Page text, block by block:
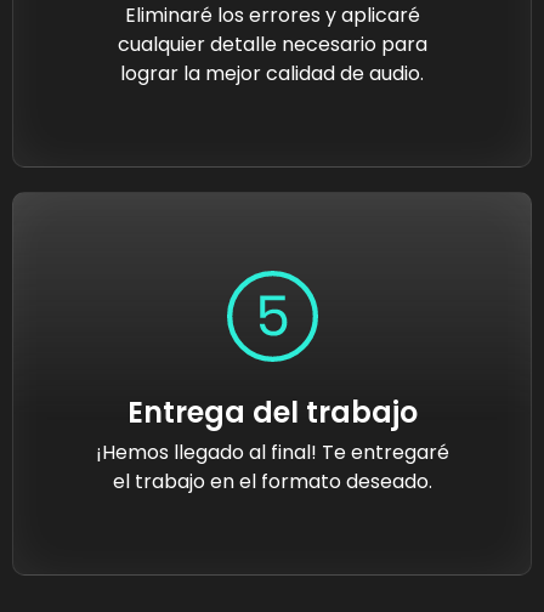
Eliminaré los errores y aplicaré
cualquier detalle necesario para
lograr la mejor calidad de audio.
Entrega del trabajo
¡Hemos llegado al final! Te entregaré
el trabajo en el formato deseado.